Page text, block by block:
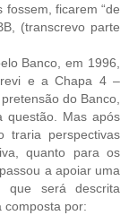
fossem, ficarem “de
(transcrevo parte
Banco, em 1996,
e a Chapa 4 –
do Banco,
questão. Mas após
traria perspectivas
quanto para os
a apoiar uma
que será descrita
composta por: